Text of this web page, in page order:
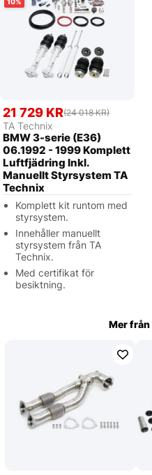
21 729 KR(24 018 KR)
TA Technix
BMW 3-serie (E36)
06.1992 - 1999 Komplett
Luftfjädring Inkl.
Manuellt Styrsystem TA
Technix
Komplett kit runtom med
styrsystem.
Innehåller manuellt
styrsystem från TA
Technix.
Med certifikat för
besiktning.
Mer från